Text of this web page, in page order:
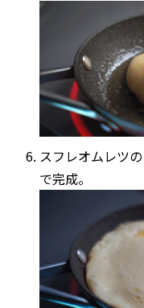
スフレオムレツ
で完成。